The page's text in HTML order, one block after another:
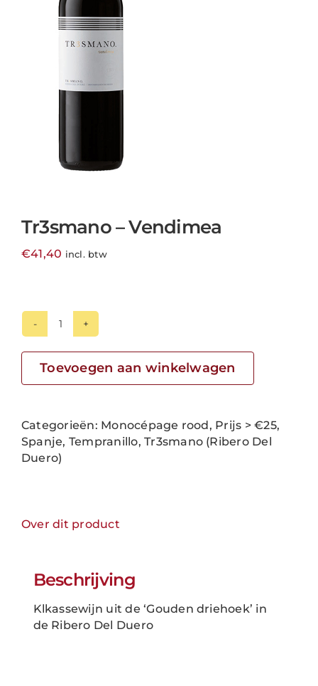
Tr3smano – Vendimea
€41,40 incl. btw
Tr3smano
Vendimea
Toevoegen aan winkelwagen
Categorieën: Monocépage rood , Prijs > €25,
Spanje, Tempranillo,Tr3smano (Ribero Del
Duero)
Over dit product
Beschrijving
Klkassewijn uit de ‘Gouden driehoek’ in
de Ribero Del Duero